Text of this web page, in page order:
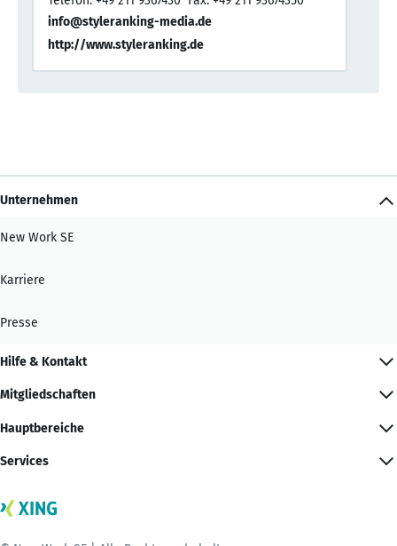
info@styleranking-media.de
http://www.styleranking.de
Unternehmen
New Work SE
Karriere
Presse
Hilfe & Kontakt
Mitgliedschaften
Hauptbereiche
Services